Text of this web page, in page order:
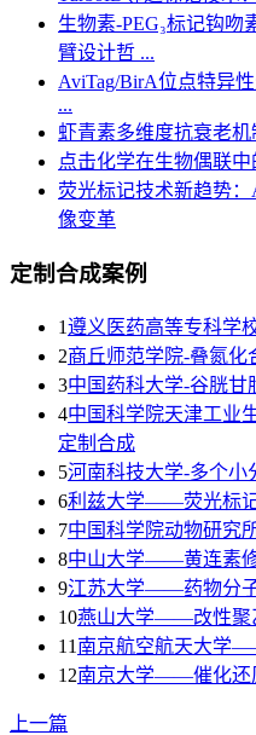
生物素-PEG₃标记钩
臂设计哲 ...
AviTag/BirA位点特异
...
虾青素多维度抗衰老
点击化学在生物偶联
荧光标记技术新趋势
像变革
定制合成案例
1遵义医药高等专科学
2商丘师范学院-叠氮化
3中国药科大学-谷胱甘
4中国科学院天津工业
定制合成
5河南科技大学-多个小
6利兹大学——荧光标
7中国科学院动物研
8中山大学——黄连素
9江苏大学——药物分
10燕山大学——改性聚
11 南京航空航天大学
12南京大学——催化还
上一篇